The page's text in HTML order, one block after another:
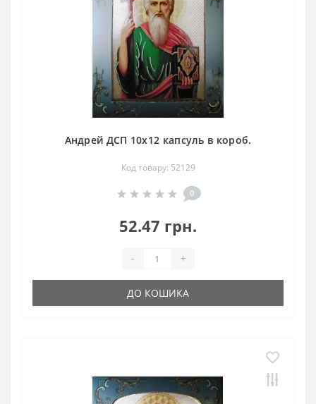
Андрей ДСП 10х12 капсуль в короб.
Код товару: 52129
0
52.47 грн.
- +
ДО КОШИКА